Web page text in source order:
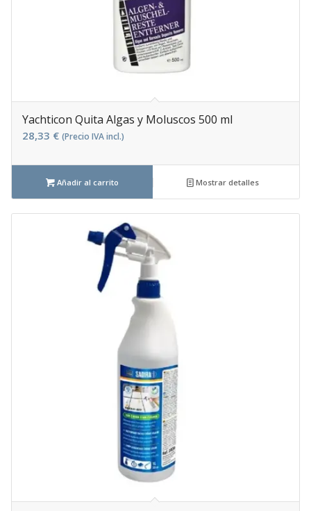
Yachticon Quita Algas y Moluscos 500 ml
28,33 € (Precio IVA incl.)
Añadir al carrito Mostrar detalles